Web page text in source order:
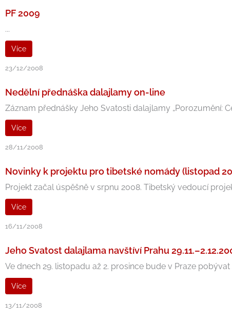
PF 2009
...
Více
23/12/2008
Nedělní přednáška dalajlamy on-line
Záznam přednášky Jeho Svatosti dalajlamy „Porozumění:
Více
28/11/2008
Novinky k projektu pro tibetské nomády (listopad
Projekt začal úspěšně v srpnu 2008. Tibetský vedoucí
Více
16/11/2008
Jeho Svatost dalajlama navštíví Prahu
Ve dnech 29. listopadu až 2. prosince bude v Praze
Více
13/11/2008